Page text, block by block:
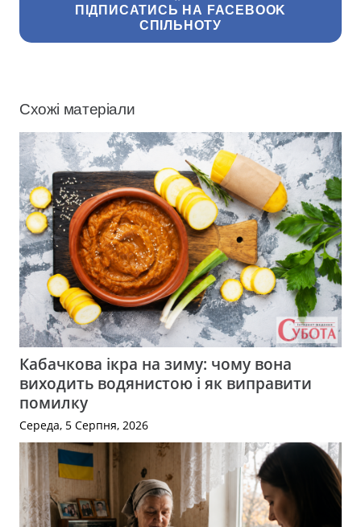
ПІДПИСАТИСЬ НА FACEBOOK
СПІЛЬНОТУ
Схожі матеріали
Кабачкова ікра на зиму: чому вона
виходить водянистою і як виправити
помилку
Середа, 5 Серпня, 2026